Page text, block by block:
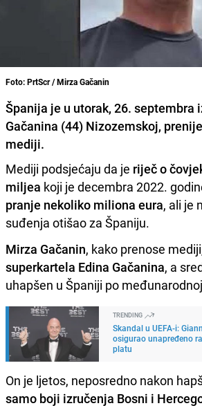
Foto: PrtScr / Mirza Gačanin
Španija je u utorak, 26. septembra
Gačanina (44) Nizozemskoj,
mediji.
Mediji podsjećaju da je riječ o
miljea koji je decembra 2022.
pranje nekoliko miliona eura, ali je
suđenja otišao za Španiju.
Mirza Gačanin, kako prenose
superkartela Edina Gačanina, a
uhapšen u Španiji po
TRENDING
Skandal u UEFA-i:
osigurao unapređeno
platu
On je ljetos, neposredno nakon
samo boji izručenja Bosni i